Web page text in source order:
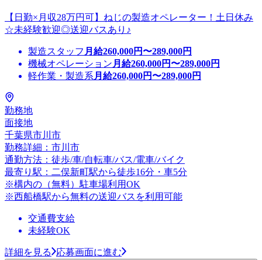
【日勤×月収28万円可】ねじの製造オペレーター！土日休み
☆未経験歓迎◎送迎バスあり♪
製造スタッフ 月給260,000円〜289,000円
機械オペレーション 月給260,000円〜289,000円
軽作業・製造系 月給260,000円〜289,000円
勤務地
面接地
千葉県市川市
勤務詳細：市川市
通勤方法：徒歩/車/自転車/バス/電車/バイク
最寄り駅：二俣新町駅から徒歩16分・車5分
※構内の（無料）駐車場利用OK
※西船橋駅から無料の送迎バスを利用可能
交通費支給
未経験OK
詳細を見る 応募画面に進む